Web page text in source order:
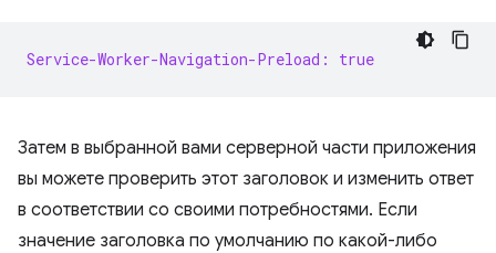
Service-Worker-Navigation-Preload: true
Затем в выбранной вами серверной части приложения
вы можете проверить этот заголовок и изменить ответ
в соответствии со своими потребностями. Если
значение заголовка по умолчанию по какой-либо